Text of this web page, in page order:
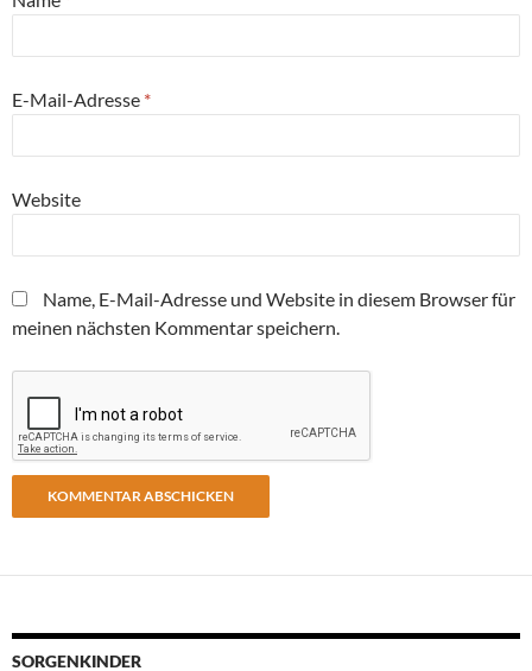
E-Mail-Adresse *
Website
Name, E-Mail-Adresse und Website in diesem Browser für
meinen nächsten Kommentar speichern.
SORGENKINDER